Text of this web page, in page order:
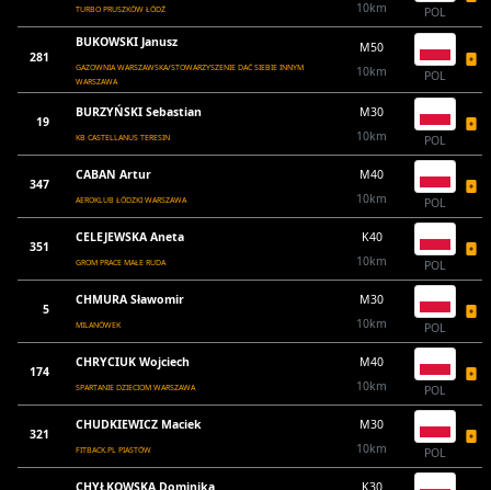
TURBO PRUSZKÓW ŁÓDŹ
10km
POL
281
BUKOWSKI Janusz
GAZOWNIA WARSZAWSKA/STOWARZYSZENIE DAĆ SIEBIE INNYM
WARSZAWA
M50
10km
POL
19
BURZYŃSKI Sebastian
KB CASTELLANUS TERESIN
M30
10km
POL
347
CABAN Artur
AEROKLUB ŁÓDZKI WARSZAWA
M40
10km
POL
351
CELEJEWSKA Aneta
GROM PRACE MAŁE RUDA
K40
10km
POL
5
CHMURA Sławomir
MILANÓWEK
M30
10km
POL
174
CHRYCIUK Wojciech
SPARTANIE DZIECIOM WARSZAWA
M40
10km
POL
321
CHUDKIEWICZ Maciek
FITBACK.PL PIASTÓW
M30
10km
POL
CHYŁKOWSKA Dominika
K30